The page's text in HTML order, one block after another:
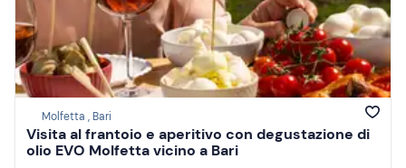
Molfetta , Bari
Visita al frantoio e aperitivo con degustazione di
olio EVO Molfetta vicino a Bari